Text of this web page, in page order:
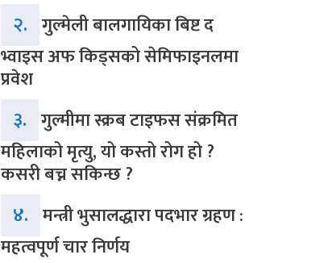
२. गुल्मेली बालगायिका बिष्ट द
भ्वाइस अफ किड्सको सेमिफाइनलमा
प्रवेश
३. गुल्मीमा स्क्रब टाइफस संक्रमित
महिलाको मृत्यु, यो कस्तो रोग हो ?
कसरी बच्न सकिन्छ ?
४. मन्त्री भुसालद्धारा पदभार ग्रहण :
महत्वपूर्ण चार निर्णय